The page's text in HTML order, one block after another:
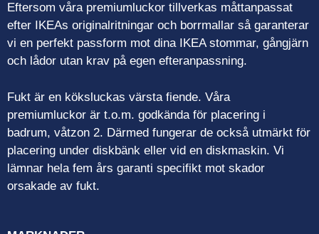
Eftersom våra premiumluckor tillverkas måttanpassat
efter IKEAs originalritningar och borrmallar så garanterar
vi en perfekt passform mot dina IKEA stommar, gångjärn
och lådor utan krav på egen efteranpassning.
Fukt är en köksluckas värsta fiende. Våra
premiumluckor är t.o.m. godkända för placering i
badrum, våtzon 2. Därmed fungerar de också utmärkt för
placering under diskbänk eller vid en diskmaskin. Vi
lämnar hela fem års garanti specifikt mot skador
orsakade av fukt.